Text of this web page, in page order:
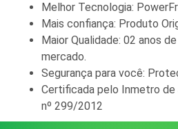
Melhor Tecnologia:
Mais confiança: Produto
Maior Qualidade: 02 anos
mercado.
Segurança para você:
Certificada pelo Inmetro
nº 299/2012